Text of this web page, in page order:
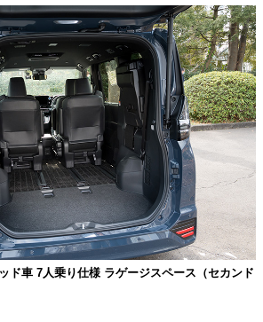
ド車 7人乗り仕様 ラゲージスペース（セカンド